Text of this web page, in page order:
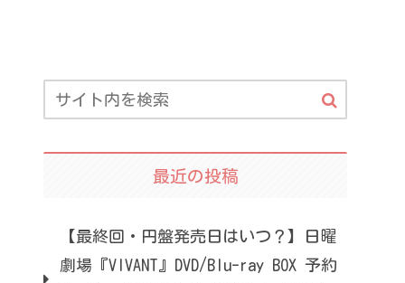
最近の投稿
【最終回・円盤発売日はいつ？】日曜
劇場『VIVANT』DVD/Blu-ray BOX 予約